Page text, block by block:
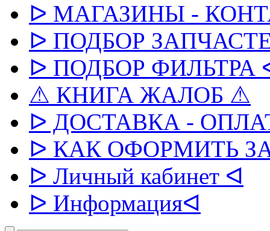
ᐅ МАГАЗИНЫ -
ᐅ ПОДБОР
ᐅ ПОДБОР ФИЛЬТРА
⚠ КНИГА ЖАЛОБ ⚠
ᐅ ДОСТАВКА -
ᐅ КАК ОФОРМИТЬ
ᐅ Личный кабинет ᐊ
ᐅ Информацияᐊ